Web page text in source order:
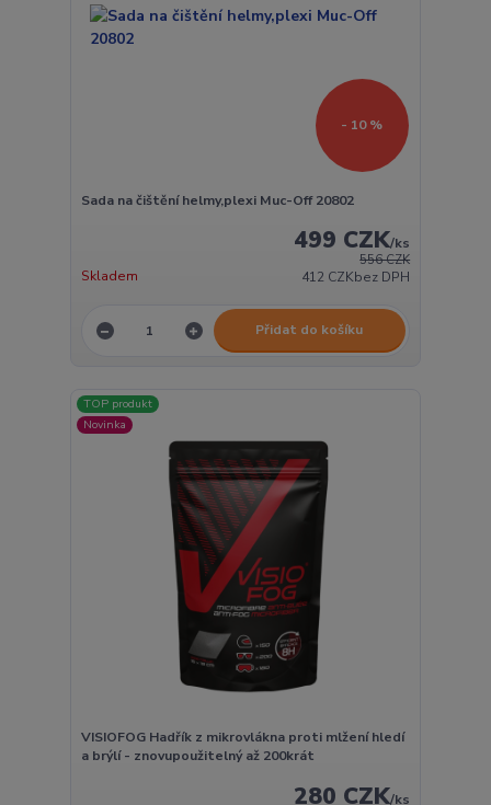
- 10 %
Sada na čištění helmy,plexi Muc-Off 20802
556 CZK
499 CZK/ks
412 CZKbez DPH
Skladem
Přidat do košíku
TOP produkt
Novinka
VISIOFOG Hadřík z mikrovlákna proti mlžení hledí
a brýlí - znovupoužitelný až 200krát
280 CZK/ks